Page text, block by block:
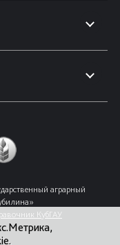
аграрный
КубГАУ